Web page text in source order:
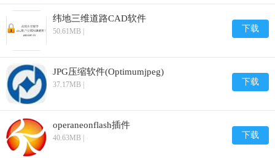
纬地三维道路CAD软件
50.61MB | 下载
JPG压缩软件(Optimumjpeg)
37.17MB | 下载
operaneonflash插件
40.63MB | 下载